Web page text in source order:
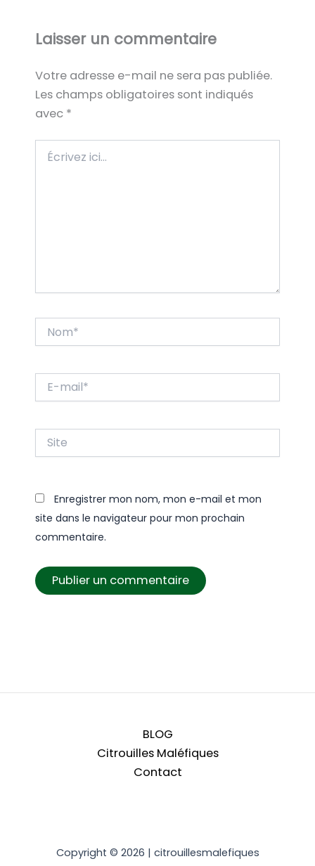
Laisser un commentaire
Votre adresse e-mail ne sera pas publiée.
Les champs obligatoires sont indiqués
avec *
ici…
mail*
Enregistrer mon nom, mon e-mail et mon
site dans le navigateur pour mon prochain
commentaire.
BLOG
Citrouilles Maléfiques
Contact
Copyright © 2026 | citrouillesmalefiques